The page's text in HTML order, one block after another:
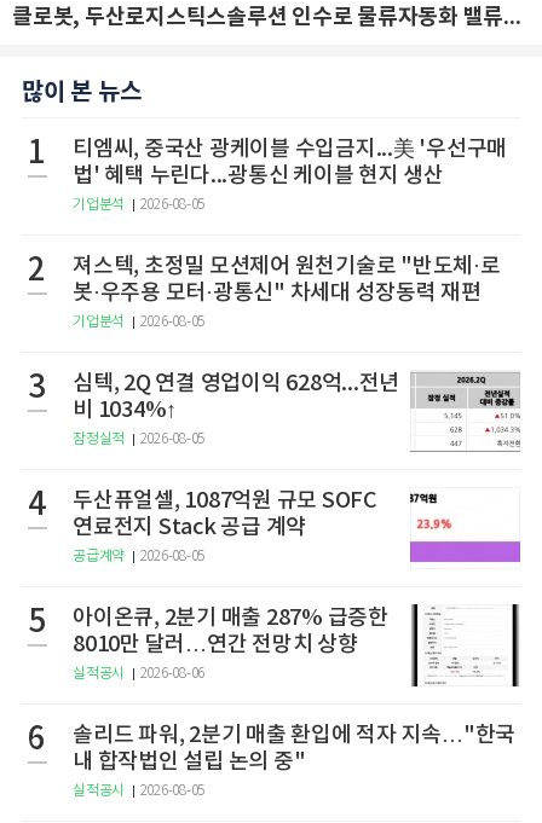
클로봇, 두산로지스틱스솔루션 인수로 물류자동화 밸류체인 확장 추진 - IBK투자증권
많이 본 뉴스
1
티엠씨, 중국산 광케이블 수입금지...美 '우선구매
법' 혜택 누린다...광통신 케이블 현지 생산
기업분석 2026-08-05
2
져스텍, 초정밀 모션제어 원천기술로 "반도체·로
봇·우주용 모터·광통신" 차세대 성장동력 재편
기업분석 2026-08-05
3
심텍, 2Q 연결 영업이익 628억...전년
비 1034%↑
잠정실적 2026-08-05
4
두산퓨얼셀, 1087억원 규모 SOFC
연료전지 Stack 공급 계약
공급계약 2026-08-05
5
아이온큐, 2분기 매출 287% 급증한
8010만 달러…연간 전망치 상향
실적공시 2026-08-06
6
솔리드 파워, 2분기 매출 환입에 적자 지속…"한국
내 합작법인 설립 논의 중"
실적공시 2026-08-05